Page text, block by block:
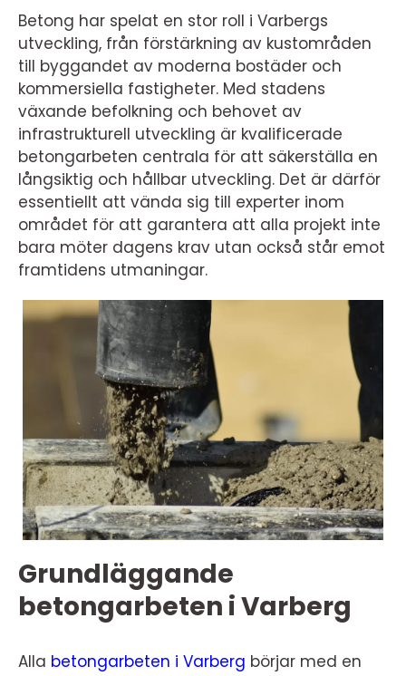
Betong har spelat en stor roll i Varbergs
utveckling, från förstärkning av kustområden
till byggandet av moderna bostäder och
kommersiella fastigheter. Med stadens
växande befolkning och behovet av
infrastrukturell utveckling är kvalificerade
betongarbeten centrala för att säkerställa en
långsiktig och hållbar utveckling. Det är därför
essentiellt att vända sig till experter inom
området för att garantera att alla projekt inte
bara möter dagens krav utan också står emot
framtidens utmaningar.
Grundläggande
betongarbeten i Varberg
Alla betongarbeten i Varberg börjar med en